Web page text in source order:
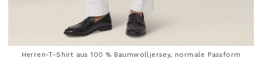
Herren-T-Shirt aus 100 % Baumwolljersey, normale Passform